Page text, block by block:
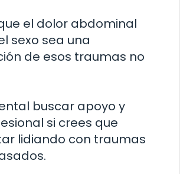
el dolor abdominal
sexo sea una
de esos traumas no
buscar apoyo y
si crees que
lidiando con traumas